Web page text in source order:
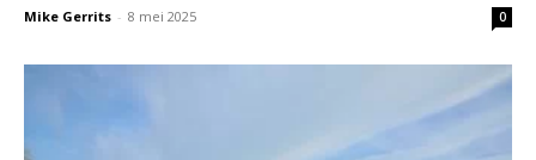
Mike Gerrits - 8 mei 2025 0